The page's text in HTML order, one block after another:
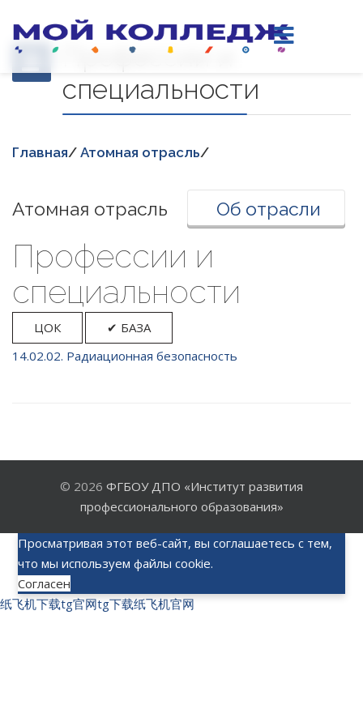
Профессии и
специальности
Главная/ Атомная отрасль/
Атомная отрасль Об отрасли
Професcии и
специальности
ЦОК
✔ БАЗА
14.02.02. Радиационная безопасность
© 2026 ФГБОУ ДПО «Институт развития
профессионального образования»
Просматривая этот веб-сайт, вы соглашаетесь с тем,
что мы используем файлы cookie.
Согласен
纸飞机下载tg官网tg下载纸飞机官网